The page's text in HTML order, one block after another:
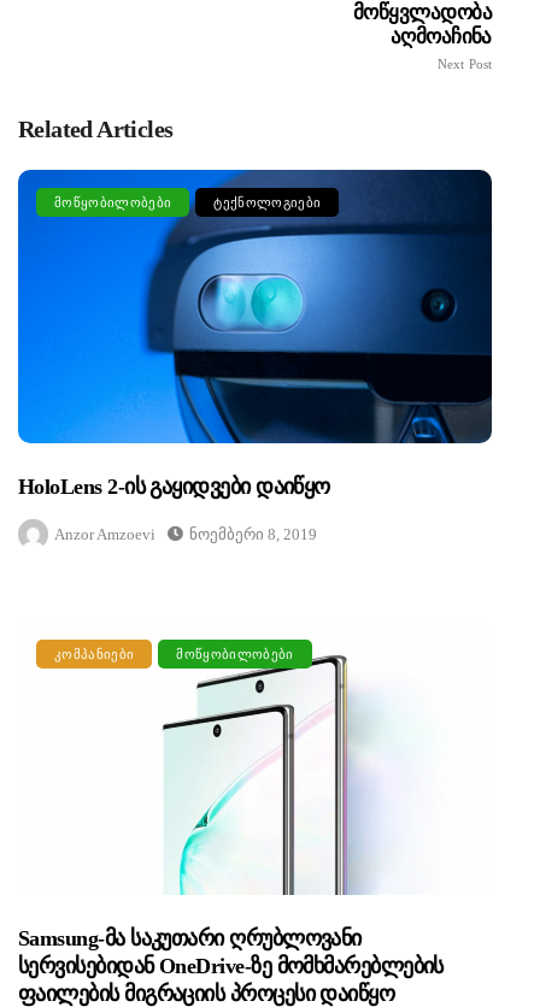
Მოწყვლადობა
Აღმოაჩინა
Next Post
Related Articles
ᲛᲝᲬᲧᲝᲑᲘᲚᲝᲑᲔᲑᲘ ᲢᲔᲥᲜᲝᲚᲝᲒᲘᲔᲑᲘ
HoloLens 2-Ის Გაყიდვები Დაიწყო
Anzor Amzoevi Ნოემბერი 8, 2019
ᲙᲝᲛᲞᲐᲜᲘᲔᲑᲘ ᲛᲝᲬᲧᲝᲑᲘᲚᲝᲑᲔᲑᲘ
Samsung-Მა Საკუთარი Ღრუბლოვანი
Სერვისებიდან OneDrive-Ზე Მომხმარებლების
Ფაილების Მიგრაციის Პროცესი Დაიწყო